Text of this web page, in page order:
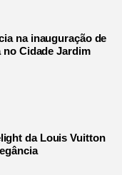
na inauguração de
Cidade Jardim
da Louis Vuitton